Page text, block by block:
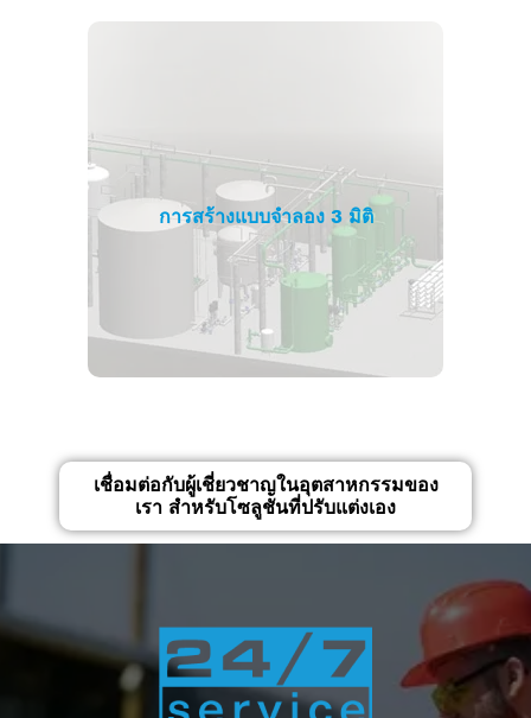
การสร้างแบบจำลอง 3 มิติ
เชื่อมต่อกับผู้เชี่ยวชาญในอุตสาหกรรมของ
เรา สำหรับโซลูชันที่ปรับแต่งเอง